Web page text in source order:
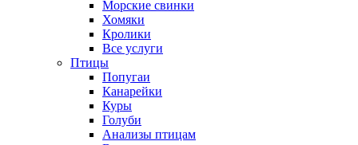
Морские свинки
Хомяки
Кролики
Все услуги
Птицы
Попугаи
Канарейки
Куры
Голуби
Анализы птицам